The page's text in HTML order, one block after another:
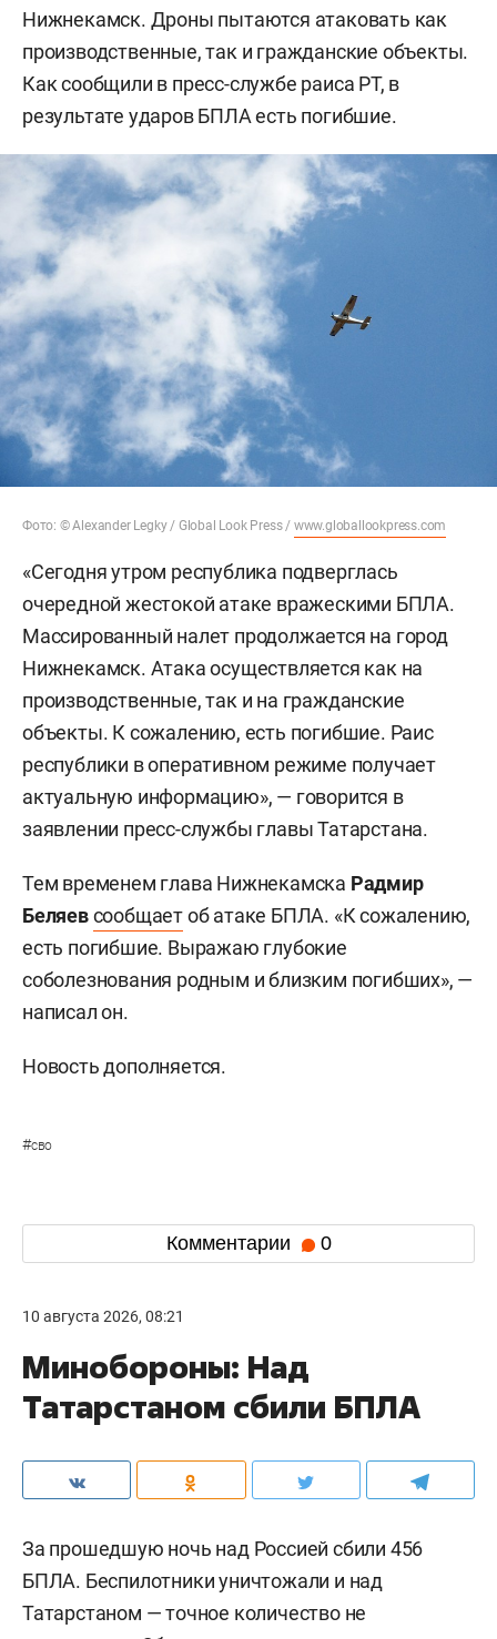
Нижнекамск. Дроны пытаются атаковать как
производственные, так и гражданские объекты.
Как сообщили в пресс-службе раиса РТ, в
результате ударов БПЛА есть погибшие.
Фото: © Alexander Legky / Global Look Press / www.globallookpress.com
«Сегодня утром республика подверглась
очередной жестокой атаке вражескими БПЛА.
Массированный налет продолжается на город
Нижнекамск. Атака осуществляется как на
производственные, так и на гражданские
объекты. К сожалению, есть погибшие. Раис
республики в оперативном режиме получает
актуальную информацию», — говорится в
заявлении пресс-службы главы Татарстана.
Тем временем глава Нижнекамска Радмир
Беляевсообщаетоб атаке БПЛА. «К сожалению,
есть погибшие. Выражаю глубокие
соболезнования родным и близким погибших», —
написал он.
Новость дополняется.
#сво
Комментарии 0
10 августа 2026, 08:21
Минобороны: Над
Татарстаном сбили БПЛА
За прошедшую ночь над Россией сбили 456
БПЛА. Беспилотники уничтожали и над
Татарстаном — точное количество не